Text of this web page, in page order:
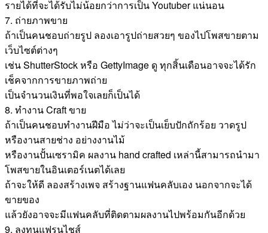
รายได้ที่จะได้รับไม่น้อยกว่าการเป็น Youtuber แน่นอน
7. ถ่ายภาพขาย
ถ้าเป็นคนชอบถ่ายรูป ลองเอารูปถ่ายสวยๆ ของไปโพสขายตาม
เว็บไซต์ต่างๆ
เช่น ShutterStock หรือ GettyImage ดู ทุกสิ้นเดือนอาจจะได้รัก
เช็คจากการขายภาพถ่าย
เป็นจำนวนเงินที่พอใจเลยก็เป็นได้
8. ทำงาน Craft ขาย
ถ้าเป็นคนชอบทำงานฝีมือ ไม่ว่าจะเป็นเย็บปักถักร้อย วาดรูป
หรืองานสายช่าง อย่างงานไม้
หรืองานปั้นเซรามิค ผลงาน hand crafted เหล่านี้สามารถนำมา
โพสขายในอินเตอร์เนตได้เลย
ถ้าจะให้ดี ลองสร้างเพจ สร้างฐานแฟนคลับเอง นอกจากจะได้
ขายของ
แล้วยังอาจจะมีแฟนคลับที่ติดตามผลงานไปพร้อมกันอีกด้วย
9. ลงทุนแฟรนไชส์